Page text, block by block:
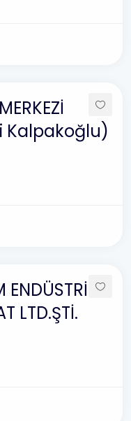
Kalpakoğlu)
ENDÜSTRİ
LTD.ŞTİ.